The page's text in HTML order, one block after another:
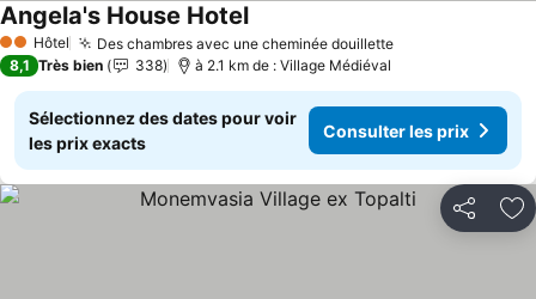
2 Étoiles
Hôtel Des chambres avec une cheminée douilletteConsulter les
Angela's House HotelConsulter les prix
8,1 Très bien 338 à 2.1 km de : Village Médiéval
Sélectionnez des dates pour voir
les prix exacts
Consulter les prix
Partager